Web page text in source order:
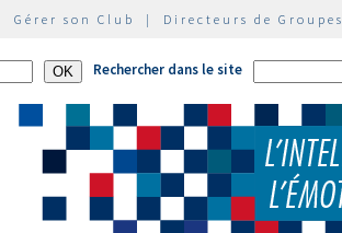
Gérer son Club | Directeurs de Groupes
Rechercher dans le site